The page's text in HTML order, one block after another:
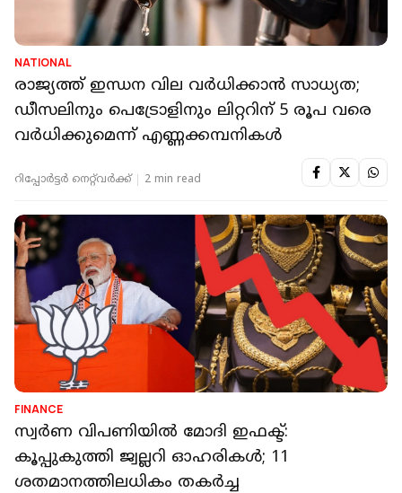
NATIONAL
രാജ്യത്ത് ഇന്ധന വില വർധിക്കാൻ സാധ്യത;
ഡീസലിനും പെട്രോളിനും ലിറ്ററിന് 5 രൂപ വരെ
വർധിക്കുമെന്ന് എണ്ണക്കമ്പനികൾ
റിപ്പോർട്ടർ നെറ്റ്‌വര്‍ക്ക്‌ 2 min read
FINANCE
സ്വർണ വിപണിയിൽ മോദി ഇഫക്ട്:
കൂപ്പുകുത്തി ജ്വല്ലറി ഓഹരികൾ; 11
ശതമാനത്തിലധികം തകർച്ച